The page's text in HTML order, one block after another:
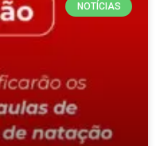
NOTÍCIAS